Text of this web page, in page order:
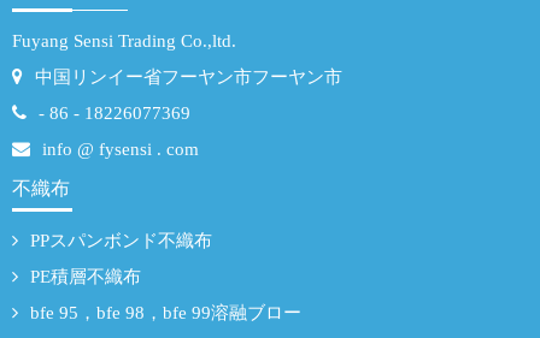
Fuyang Sensi Trading Co.,ltd.
中国リンイー省フーヤン市フーヤン市
- 86 - 18226077369
info @ fysensi . com
不織布
PPスパンボンド不織布
PE積層不織布
bfe 95，bfe 98，bfe 99溶融ブロー